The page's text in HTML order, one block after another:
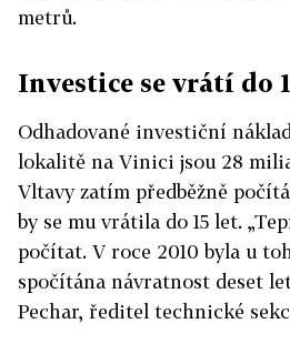
metrů.
Investice se vrátí do
Odhadované investiční
lokalitě na Vinici jsou 28
Vltavy zatím předběžně
by se mu vrátila do 15 let.
počítat. V roce 2010 byla u
spočítána návratnost deset
Pechar, ředitel technické